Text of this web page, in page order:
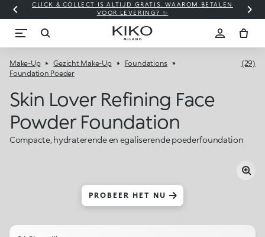
CLICK & COLLECT IS ALTIJD GRATIS. WAAROM BETALEN
VOOR LEVERING? ✨
Make-Up Gezicht Make-Up
Foundations
Foundation Poeder
(29)
Skin Lover Refining Face
Powder Foundation
Compacte, hydraterende en egaliserende poederfoundation
PROBEER HET NU